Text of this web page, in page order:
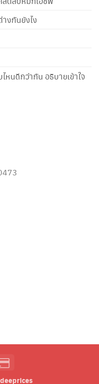
งกันยังไง
หนดีกว่ากัน อธิบายเข้าใจ
deeprices